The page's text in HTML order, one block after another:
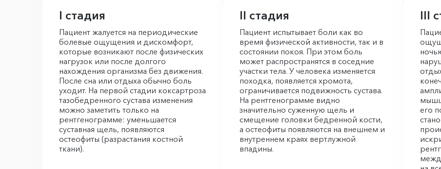
I стадия
Пациент жалуется на периодические
болевые ощущения и дискомфорт,
которые возникают после физических
нагрузок или после долгого
нахождения организма без движения.
После сна или отдыха обычно боль
уходит. На первой стадии коксартроза
тазобедренного сустава изменения
можно заметить только на
рентгенограмме: уменьшается
суставная щель, появляются
остеофиты (разрастания костной
ткани).
II стадия
Пациент испытывает боли как во
время физической активности, так и в
состоянии покоя. При этом боль
может распространятся в соседние
участки тела. У человека изменяется
походка, появляется хромота,
ограничивается подвижность сустава.
На рентгенограмме видно
значительно суженную щель и
смещение головки бедренной кости,
а остеофиты появляются на внешнем и
внутреннем краях вертлужной
впадины.
III
мышц
его